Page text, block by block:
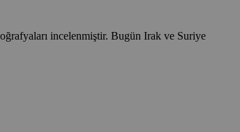
incelenmiştir. Bugün Irak ve Suriye